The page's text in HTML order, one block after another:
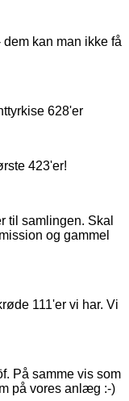
kan man ikke få
628'er
423'er!
til samlingen. Skal
og gammel
111'er vi har. Vi
På samme vis som
på vores anlæg :-)